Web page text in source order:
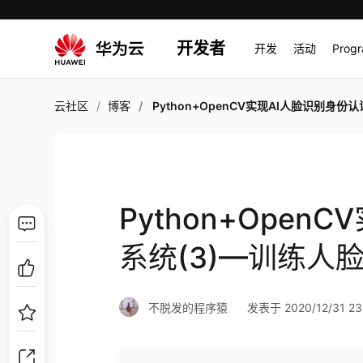
开发者 开发 活动
云社区 博客 Python+OpenCV实现AI人脸识别身份认证系统(3)—训练人脸识别
Python+OpenCV
系统(3)—训练人
不脱发的程序猿 发表于 2020/12/31